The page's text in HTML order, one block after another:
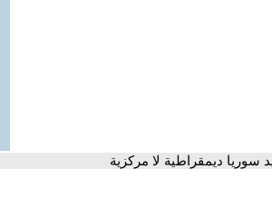
سوريا ديمقراطية لا مركزية